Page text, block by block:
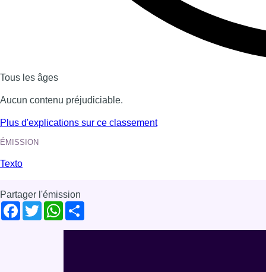
Tous les âges
Aucun contenu préjudiciable.
Plus d'explications sur ce classement
ÉMISSION
Texto
Partager l'émission
Facebook
TwitterWhatsApp